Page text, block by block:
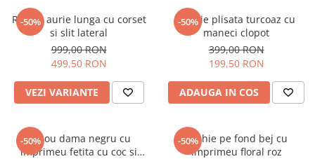
-50%
Rochie aurie lunga cu corset
si slit lateral
999,00 RON
499,50 RON
VEZI VARIANTE
-50%
Rochie plisata turcoaz cu
maneci clopot
399,00 RON
199,50 RON
ADAUGA IN COS
-50%
Tricou dama negru cu
imprimeu fetita cu coc si
-50%
Rochie pe fond bej cu
imprimeu floral roz